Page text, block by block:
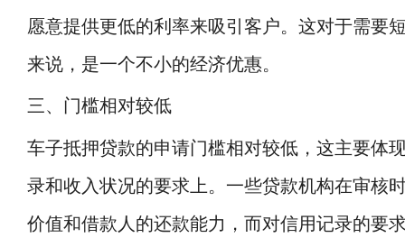
愿意提供更低的利率来吸引客户。这对于需要
来说，是一个不小的经济优惠。
三、门槛相对较低
车子抵押贷款的申请门槛相对较低，这主要体
录和收入状况的要求上。一些贷款机构在审核
价值和借款人的还款能力，而对信用记录的要